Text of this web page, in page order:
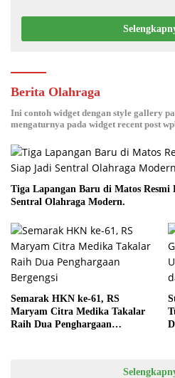
Berita Olahraga
Ini contoh widget dengan style gallery
mengaturnya pada widget recent post
Tiga Lapangan Baru di Matos
Sentral Olahraga Modern.
Semarak HKN ke-61, RS
Maryam Citra Medika Takalar
Raih Dua Penghargaan